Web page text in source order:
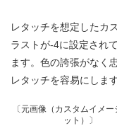
レタッチを想定したカ
ラストが-4に設定され
ます。色の誇張がなく
レタッチを容易にします
〔元画像（カスタムイメー
ット）〕